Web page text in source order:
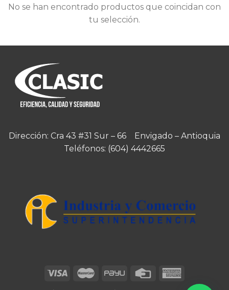
No se han encontrado productos que coincidan con
tu selección.
Dirección: Cra 43 #31 Sur – 66 Envigado – Antioquia
Teléfonos: (604) 4442665